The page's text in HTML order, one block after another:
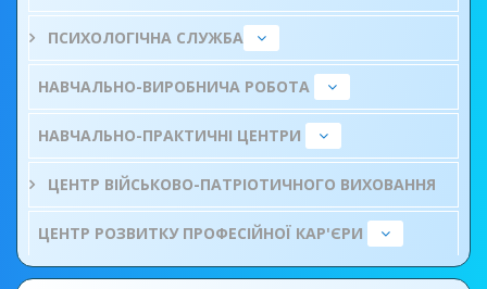
ПСИХОЛОГІЧНА СЛУЖБА
НАВЧАЛЬНО-ВИРОБНИЧА РОБОТА
НАВЧАЛЬНО-ПРАКТИЧНІ ЦЕНТРИ
ЦЕНТР ВІЙСЬКОВО-ПАТРІОТИЧНОГО ВИХОВАННЯ
ЦЕНТР РОЗВИТКУ ПРОФЕСІЙНОЇ КАР'ЄРИ